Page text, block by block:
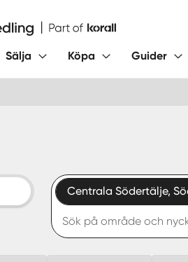
Sälja Köpa Guider
Centrala Södertälje,